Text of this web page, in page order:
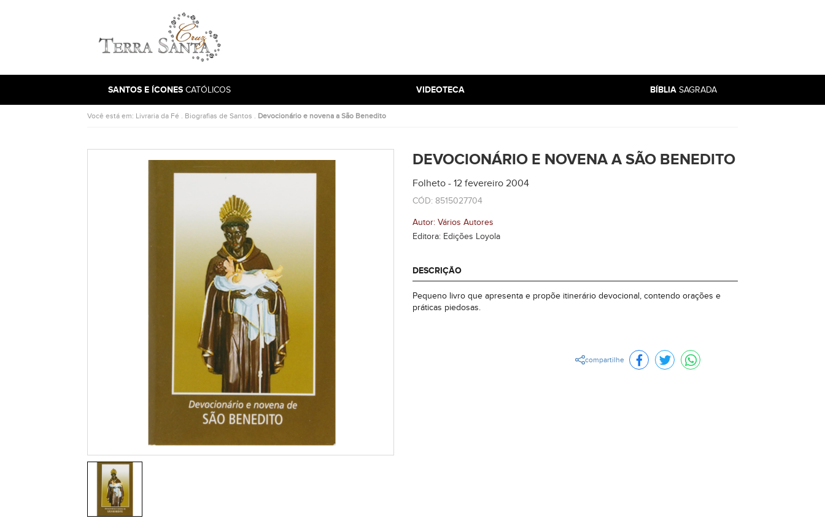
Ir para a página inicial
SANTOS E ÍCONES CATÓLICOS VIDEOTECA BÍBLIA SAGRADA
Você está em: Livraria da Fé . Biografias de Santos . Devocionário e novena a São Benedito
DEVOCIONÁRIO E NOVENA A SÃO BENEDITO
Folheto - 12 fevereiro 2004
CÓD: 8515027704
Autor: Vários Autores
Editora: Edições Loyola
DESCRIÇÃO
Pequeno livro que apresenta e propõe itinerário devocional, contendo orações e
práticas piedosas.
compartilhe